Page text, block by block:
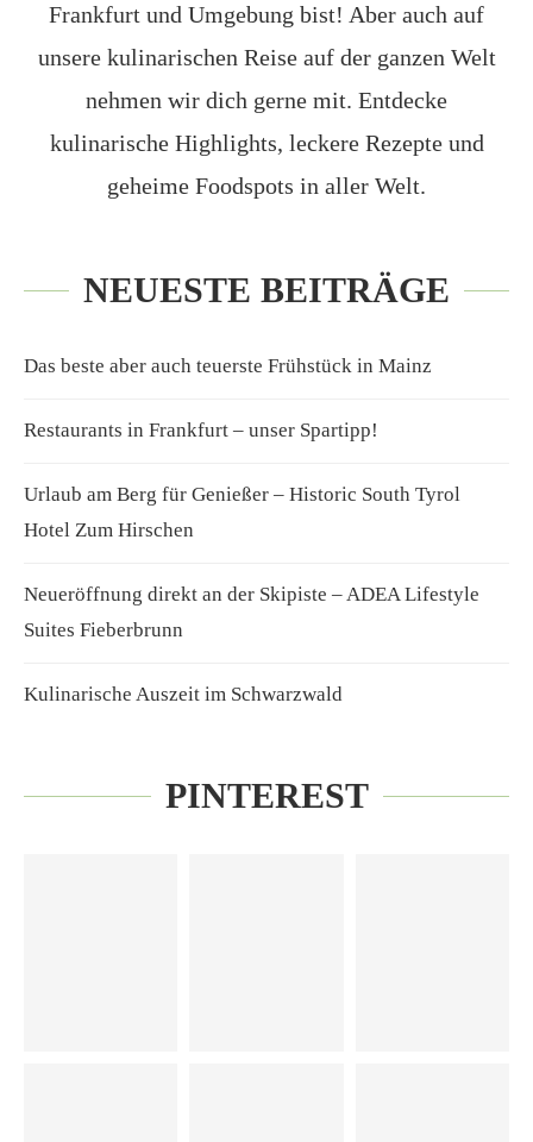
Frankfurt und Umgebung bist! Aber auch auf
unsere kulinarischen Reise auf der ganzen Welt
nehmen wir dich gerne mit. Entdecke
kulinarische Highlights, leckere Rezepte und
geheime Foodspots in aller Welt.
NEUESTE BEITRÄGE
Das beste aber auch teuerste Frühstück in Mainz
Restaurants in Frankfurt – unser Spartipp!
Urlaub am Berg für Genießer – Historic South Tyrol
Hotel Zum Hirschen
Neueröffnung direkt an der Skipiste – ADEA Lifestyle
Suites Fieberbrunn
Kulinarische Auszeit im Schwarzwald
PINTEREST